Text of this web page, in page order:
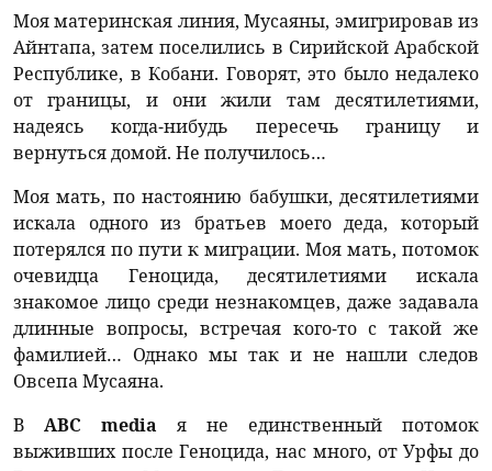
Моя материнская линия, Мусаяны, эмигрировав из
Айнтапа, затем поселились в Сирийской Арабской
Республике, в Кобани. Говорят, это было недалеко
от границы, и они жили там десятилетиями,
надеясь когда-нибудь пересечь границу и
вернуться домой. Не получилось…
Моя мать, по настоянию бабушки, десятилетиями
искала одного из братьев моего деда, который
потерялся по пути к миграции. Моя мать, потомок
очевидца Геноцида, десятилетиями искала
знакомое лицо среди незнакомцев, даже задавала
длинные вопросы, встречая кого-то с такой же
фамилией… Однако мы так и не нашли следов
Овсепа Мусаяна.
В ABC media я не единственный потомок
выживших после Геноцида, нас много, от Урфы до